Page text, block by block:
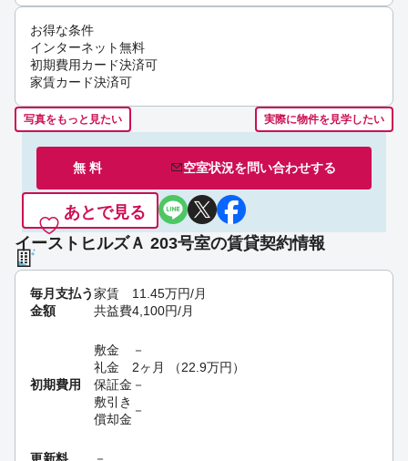
お得な条件
インターネット無料
初期費用カード決済可
家賃カード決済可
写真をもっと見たい 実際に物件を見学したい
無 料 空室状況を問い合わせする
あとで見る
イーストヒルズＡ 203号室の賃貸契約情報
毎月支払う
金額
家賃 11.45万円/月
共益費4,100円/月
初期費用
敷金
－
礼金
2ヶ月 （22.9万円 ）
保証金 －
敷引き
償却金
－